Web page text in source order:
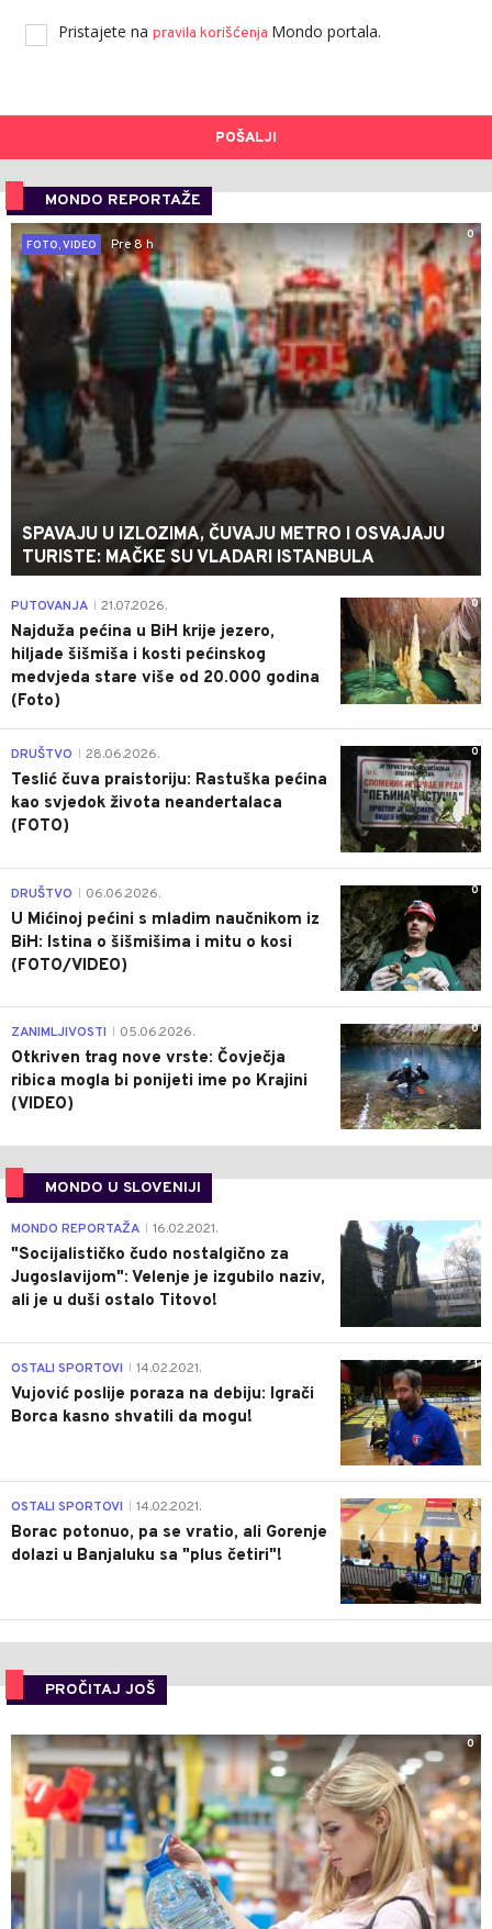
Pristajete na pravila korišćenja Mondo portala.
POŠALJI
MONDO REPORTAŽE
0
FOTO, VIDEO
Pre 8 h
SPAVAJU U IZLOZIMA, ČUVAJU METRO I OSVAJAJU
TURISTE: MAČKE SU VLADARI ISTANBULA
0
PUTOVANJA 21.07.2026.
Najduža pećina u BiH krije jezero,
hiljade šišmiša i kosti pećinskog
medvjeda stare više od 20.000 godina
(Foto)
0
DRUŠTVO 28.06.2026.
Teslić čuva praistoriju: Rastuška pećina
kao svjedok života neandertalaca
(FOTO)
0
DRUŠTVO 06.06.2026.
U Mićinoj pećini s mladim naučnikom iz
BiH: Istina o šišmišima i mitu o kosi
(FOTO/VIDEO)
0
ZANIMLJIVOSTI 05.06.2026.
Otkriven trag nove vrste: Čovječja
ribica mogla bi ponijeti ime po Krajini
(VIDEO)
MONDO U SLOVENIJI
4
MONDO REPORTAŽA 16.02.2021.
"Socijalističko čudo nostalgično za
Jugoslavijom": Velenje je izgubilo naziv,
ali je u duši ostalo Titovo!
1
OSTALI SPORTOVI 14.02.2021.
Vujović poslije poraza na debiju: Igrači
Borca kasno shvatili da mogu!
3
OSTALI SPORTOVI 14.02.2021.
Borac potonuo, pa se vratio, ali Gorenje
dolazi u Banjaluku sa "plus četiri"!
PROČITAJ JOŠ
0